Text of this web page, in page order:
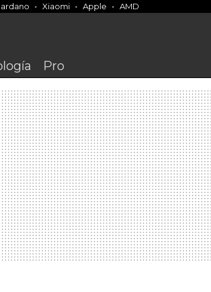
Xiaomi Apple AMD
Pro